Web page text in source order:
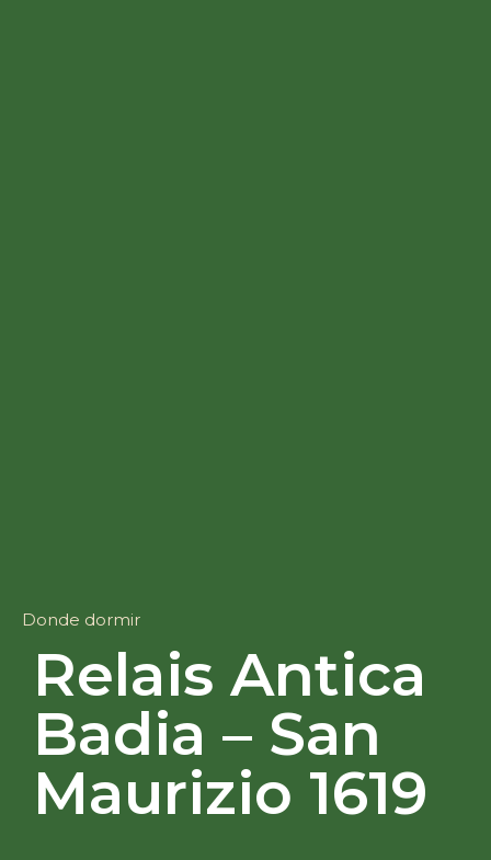
Relais Antica
Badia – San
Maurizio 1619
Donde dormir